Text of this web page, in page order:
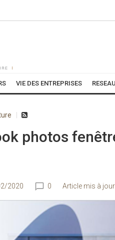
VIE DES ENTREPRISES
photos
2020 0 Article mis à